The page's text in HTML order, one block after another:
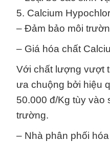
5. Calcium
– Đảm bảo môi
– Giá hóa chất
Với chất lượng vượt
ưa chuộng bởi hiệu
50.000 đ/Kg tùy
trường.
– Nhà phân phối